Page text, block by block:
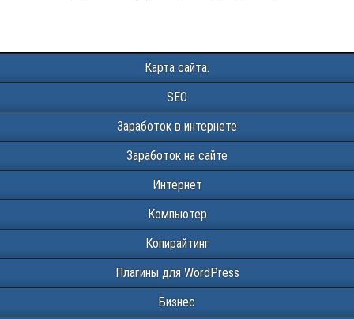
Карта сайта.
SEO
Заработок в интернете
Заработок на сайте
Интернет
Компьютер
Копирайтинг
Плагины для WordPress
Бизнес